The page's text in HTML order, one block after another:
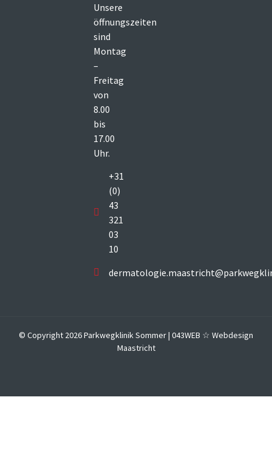
Unsere
öffnungszeiten
sind
Montag
–
Freitag
von
8.00
bis
17.00
Uhr.
+31
(0)
43
321
03
10
© Copyright 2026 Parkwegklinik Sommer | 043WEB ☆ Webdesign
Maastricht